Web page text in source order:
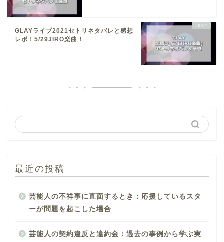
GLAYライブ2021セトリネタバレと感想
レポ！5/29JIRO楽曲！
最近の投稿
芸能人の不祥事に直面するとき：応援しているスタ
ーが問題を起こした場合
芸能人の契約違反と違約金：過去の事例から学ぶ実